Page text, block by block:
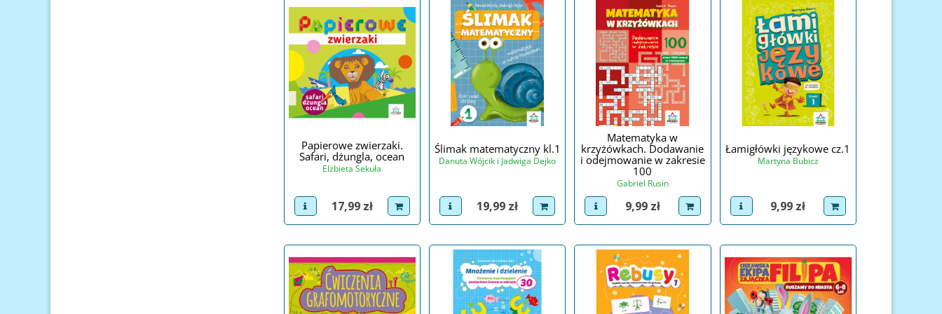
Papierowe zwierzaki.
Safari, dżungla, ocean
Elżbieta Sekuła
view product
Cena
17,99 zł dodaj do koszyka
Ślimak matematyczny kl.1
Danuta Wójcik i Jadwiga Dejko
view product
Cena
19,99 zł dodaj do koszyka
Matematyka w
krzyżówkach. Dodawanie
i odejmowanie w zakresie
100
Gabriel Rusin
view product
Cena
9,99 zł dodaj do koszyka
Łamigłówki językowe cz.1
Martyna Bubicz
view product
Cena
9,99 zł dodaj do koszyka